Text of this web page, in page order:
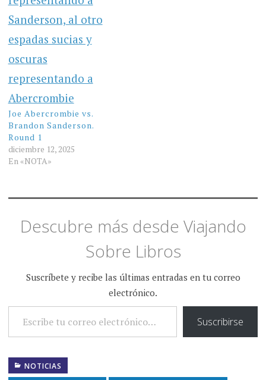
Joe Abercrombie vs.
Brandon Sanderson.
Round 1
diciembre 12, 2025
En «NOTA»
Descubre más desde Viajando
Sobre Libros
Suscríbete y recibe las últimas entradas en tu correo
electrónico.
ESCRIBE TU CORREO ELECTRÓNICO…
Suscribirse
NOTICIAS